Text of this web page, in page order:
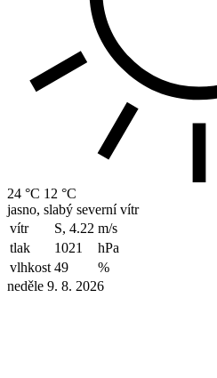
24 °C 12 °C
jasno, slabý severní vítr
vítr
S, 4.22 m/s
tlak
1021
hPa
vlhkost 49
%
neděle 9. 8. 2026